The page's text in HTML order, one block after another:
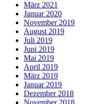
März 2021
Januar 2020
November 2019
August 2019
Juli 2019
Juni 2019
Mai 2019
April 2019
März 2019
Januar 2019
Dezember 2018